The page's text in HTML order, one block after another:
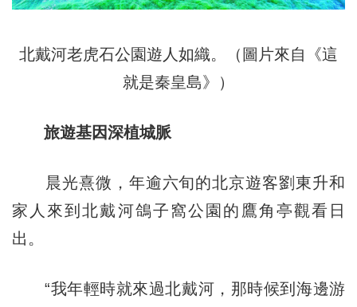
北戴河老虎石公園遊人如織。（圖片來自《這
就是秦皇島》）
旅遊基因深植城脈
晨光熹微，年逾六旬的北京遊客劉東升和
家人來到北戴河鴿子窩公園的鷹角亭觀看日
出。
“我年輕時就來過北戴河，那時候到海邊游